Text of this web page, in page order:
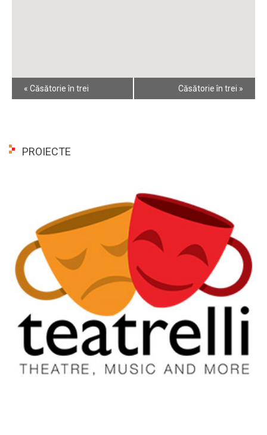
Event
Navigation
« Căsătorie în trei Căsătorie în trei »
PROIECTE